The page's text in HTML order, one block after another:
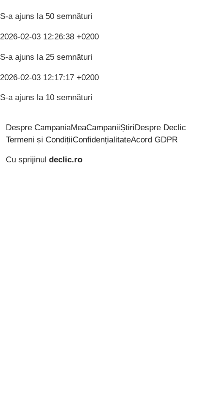
S-a ajuns la 50 semnături
2026-02-03 12:26:38 +0200
S-a ajuns la 25 semnături
2026-02-03 12:17:17 +0200
S-a ajuns la 10 semnături
Despre CampaniaMeaCampaniiȘtiri Despre Declic
Termeni și CondițiiConfidențialitateAcord GDPR
Cu sprijinul declic.ro